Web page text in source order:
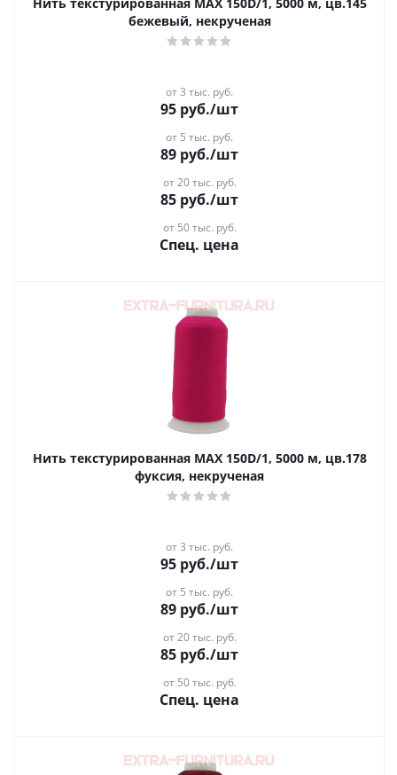
бежевый, некрученая
от 3 тыс. руб.
95 руб./шт
от 5 тыс. руб.
89 руб./шт
от 20 тыс. руб.
85 руб./шт
от 50 тыс. руб.
Спец. цена
Нить текстурированная MAX 150D/1, 5000 м, цв.178
фуксия, некрученая
от 3 тыс. руб.
95 руб./шт
от 5 тыс. руб.
89 руб./шт
от 20 тыс. руб.
85 руб./шт
от 50 тыс. руб.
Спец. цена